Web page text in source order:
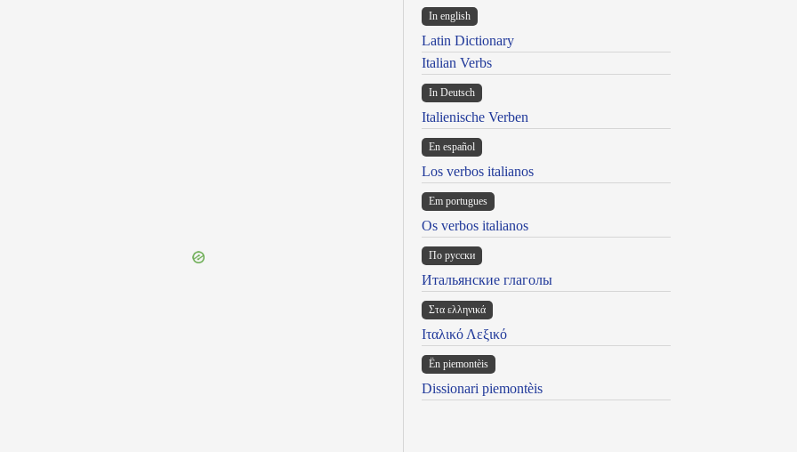
In english
Latin Dictionary
Italian Verbs
In Deutsch
Italienische Verben
En español
Los verbos italianos
Em portugues
Os verbos italianos
По русски
Итальянские глаголы
Στα ελληνικά
Ιταλικό Λεξικό
Ën piemontèis
Dissionari piemontèis